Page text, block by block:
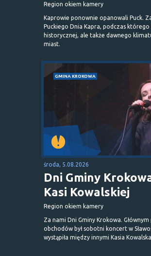
Region okiem kamery
Kaprowie ponownie opanowali Puck.
Puckiego Dnia Kapra, podczas
historycznej, ale także dawnego
miast.
GMINA KROKOWA
środa, 5.08.2026
Dni Gminy
Kasi Kowalskiej
Region okiem kamery
Za nami Dni Gminy Krokowa.
obchodów był sobotni koncert w
wystąpiła między innymi Kasia